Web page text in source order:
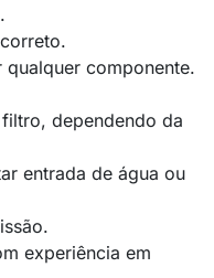
componente.
dependendo da
entrada de água ou
experiência em